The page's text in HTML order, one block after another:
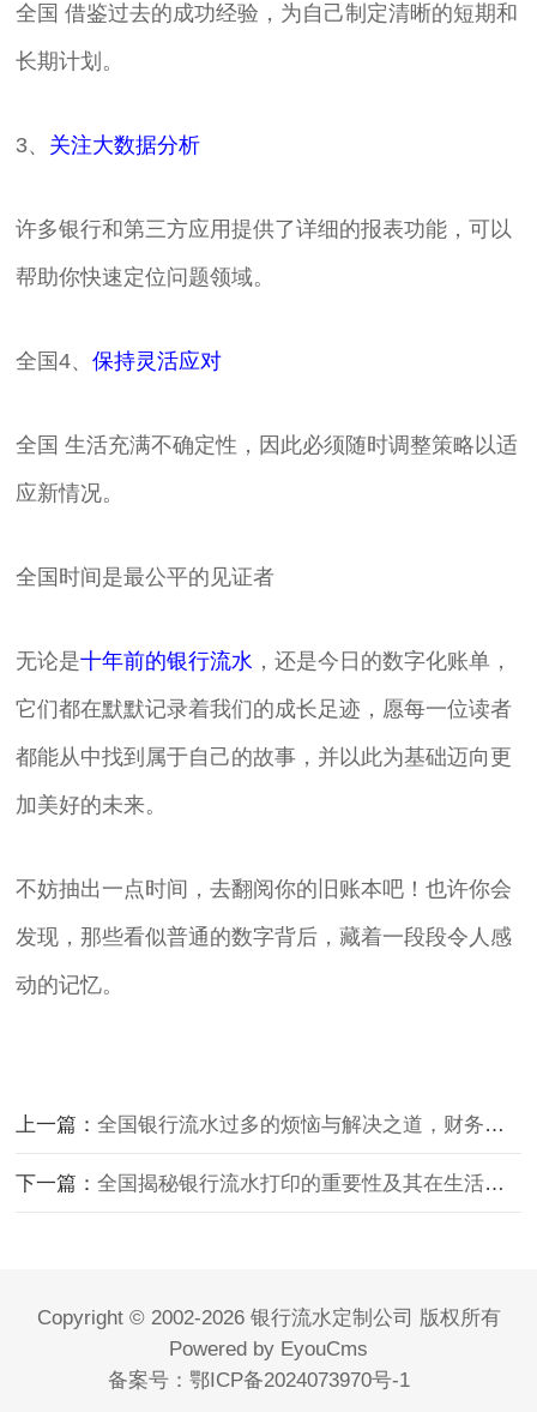
全国 借鉴过去的成功经验，为自己制定清晰的短期和
长期计划。
3、 关注大数据分析
许多银行和第三方应用提供了详细的报表功能，可以
帮助你快速定位问题领域。
全国4、保持灵活应对
全国 生活充满不确定性，因此必须随时调整策略以适
应新情况。
全国时间是最公平的见证者
无论是十年前的银行流水 ，还是今日的数字化账单，
它们都在默默记录着我们的成长足迹，愿每一位读者
都能从中找到属于自己的故事，并以此为基础迈向更
加美好的未来。
不妨抽出一点时间，去翻阅你的旧账本吧！也许你会
发现，那些看似普通的数字背后，藏着一段段令人感
动的记忆。
上一篇：全国银行流水过多的烦恼与解决之道，财务管理新视角
下一篇：全国揭秘银行流水打印的重要性及其在生活中的广泛应用
Copyright © 2002-2026 银行流水定制公司 版权所有
Powered by EyouCms
备案号： 鄂ICP备2024073970号-1